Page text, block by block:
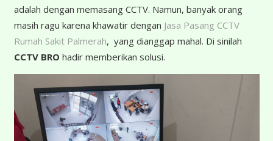
adalah dengan memasang CCTV. Namun, banyak orang
masih ragu karena khawatir dengan Jasa Pasang CCTV
Rumah Sakit Palmerah, yang dianggap mahal. Di sinilah
CCTV BRO hadir memberikan solusi.